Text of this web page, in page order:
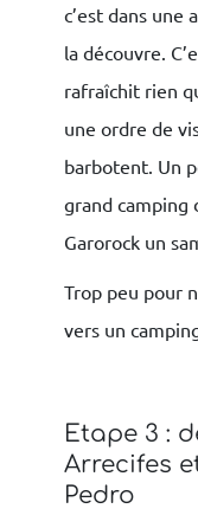
c’est dans une
la découvre.
rafraîchit rien
une ordre de
barbotent. Un
grand camping
Garorock un
Trop peu pour
vers un
Etape 3 :
Arrecifes
Pedro